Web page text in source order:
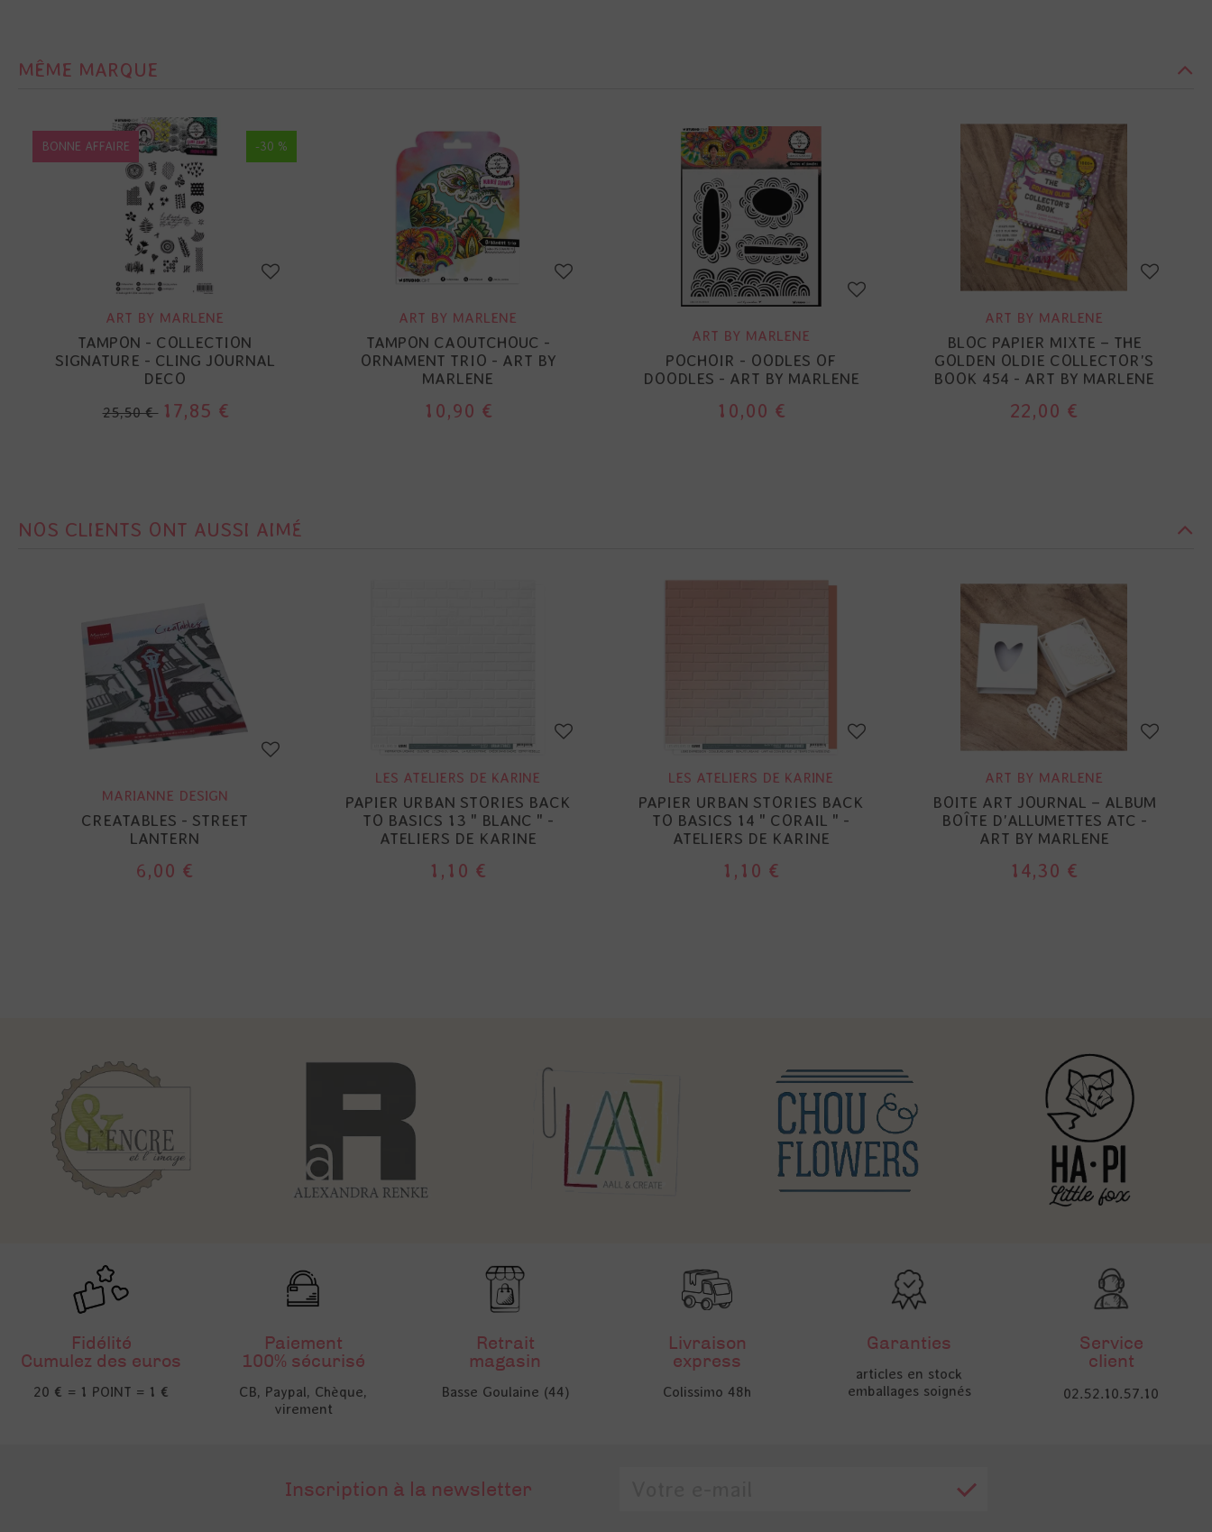
MÊME MARQUE
BONNE AFFAIRE -30 %
ART BY MARLENE
TAMPON - COLLECTION
SIGNATURE - CLING JOURNAL
DECO
25,50 € 17,85 €
ART BY MARLENE
TAMPON CAOUTCHOUC -
ORNAMENT TRIO - ART BY
MARLENE
10,90 €
ART BY MARLENE
POCHOIR - OODLES OF
DOODLES - ART BY MARLENE
10,00 €
ART BY MARLENE
BLOC PAPIER MIXTE – THE
GOLDEN OLDIE COLLECTOR'S
BOOK 454 - ART BY MARLENE
22,00 €
NOS CLIENTS ONT AUSSI AIMÉ
MARIANNE DESIGN
CREATABLES - STREET
LANTERN
6,00 €
LES ATELIERS DE KARINE
PAPIER URBAN STORIES BACK
TO BASICS 13 " BLANC " -
ATELIERS DE KARINE
1,10 €
LES ATELIERS DE KARINE
PAPIER URBAN STORIES BACK
TO BASICS 14 " CORAIL " -
ATELIERS DE KARINE
1,10 €
ART BY MARLENE
BOITE ART JOURNAL – ALBUM
BOÎTE D'ALLUMETTES ATC -
ART BY MARLENE
14,30 €
Fidélité
Cumulez des euros
20 € = 1 POINT = 1 €
Paiement
100% sécurisé
CB, Paypal, Chèque,
virement
Retrait
magasin
Basse Goulaine (44)
Livraison
express
Colissimo 48h
Garanties
articles en stock
emballages soignés
Service
client
02.52.10.57.10
Inscription à la newsletter